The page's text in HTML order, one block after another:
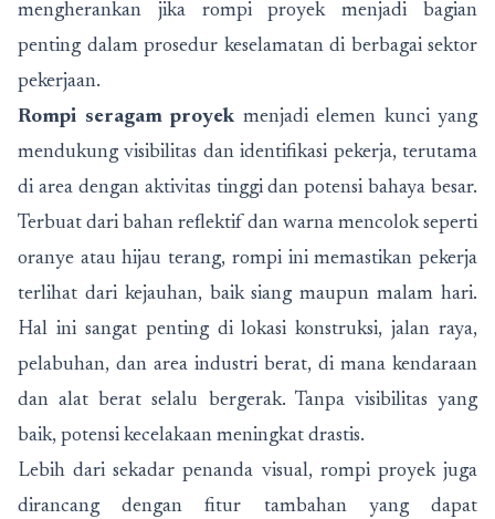
mengherankan jika rompi proyek menjadi bagian
penting dalam prosedur keselamatan di berbagai sektor
pekerjaan.
Rompi seragam proyek menjadi elemen kunci yang
mendukung visibilitas dan identifikasi pekerja, terutama
di area dengan aktivitas tinggi dan potensi bahaya besar.
Terbuat dari bahan reflektif dan warna mencolok seperti
oranye atau hijau terang, rompi ini memastikan pekerja
terlihat dari kejauhan, baik siang maupun malam hari.
Hal ini sangat penting di lokasi konstruksi, jalan raya,
pelabuhan, dan area industri berat, di mana kendaraan
dan alat berat selalu bergerak. Tanpa visibilitas yang
baik, potensi kecelakaan meningkat drastis.
Lebih dari sekadar penanda visual, rompi proyek juga
dirancang dengan fitur tambahan yang dapat